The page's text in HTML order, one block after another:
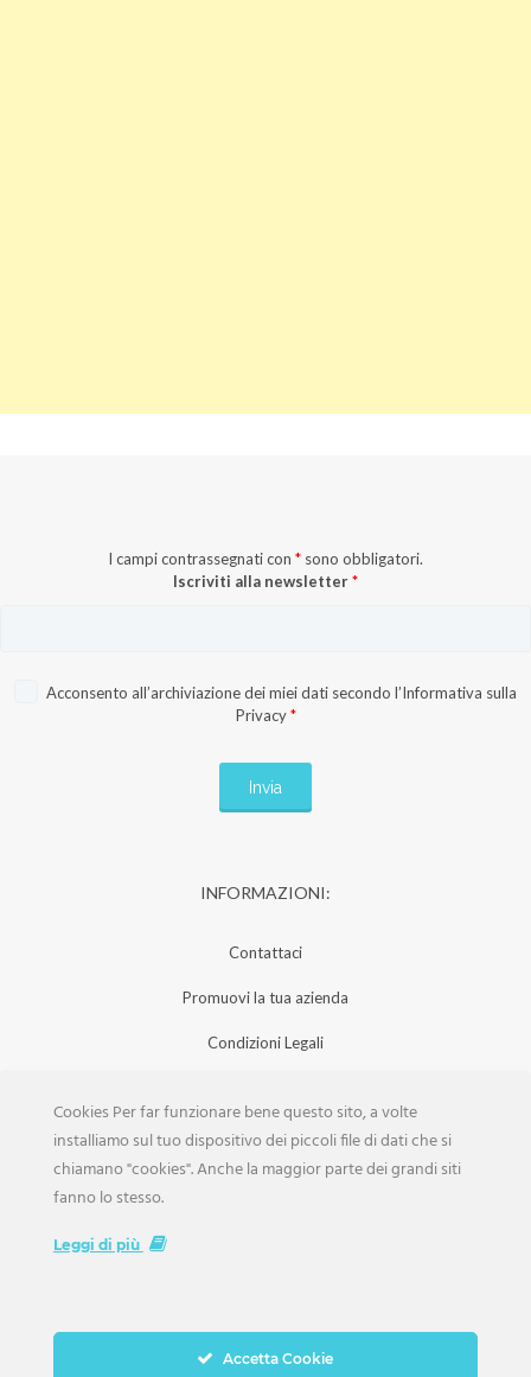
I campi contrassegnati con * sono obbligatori.
Iscriviti alla newsletter*
Acconsento all’archiviazione dei miei dati secondo l’Informativa sulla
Privacy *
INFORMAZIONI:
Contattaci
Promuovi la tua azienda
Condizioni Legali
Iscrizione Aziende
Scarica la Rivista
Cookies Per far funzionare bene questo sito, a volte
installiamo sul tuo dispositivo dei piccoli file di dati che si
chiamano "cookies". Anche la maggior parte dei grandi siti
fanno lo stesso.
Leggi di più
Accetta Cookie